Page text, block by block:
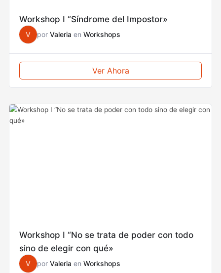
Workshop I “Síndrome del Impostor»
V por Valeria en Workshops
Ver Ahora
Workshop I “No se trata de poder con todo
sino de elegir con qué»
V por Valeria en Workshops